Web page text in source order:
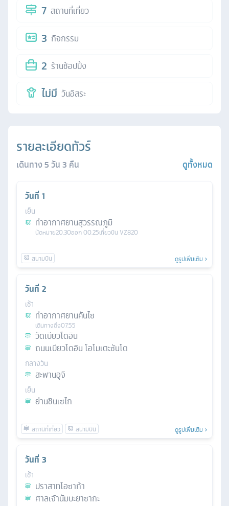
7 สถานที่เที่ยว
3 กิจกรรม
2 ร้านช้อปปิ้ง
ไม่มี วันอิสระ
รายละเอียดทัวร์
เดินทาง5วัน3 คืน ดูทั้งหมด
วันที่ 1
เย็น
ท่าอากาศยานสุวรรณภูมิ
นัดหมาย20.30ออก00.25เที่ยวบิน VZ820
ดูรูปเพิ่มเติม
วันที่ 2
เช้า
ท่าอากาศยานคันไซ
เดินทางถึง07.55
วัดเบียวโดอิน
ถนนเบียวโดอิน โอโมเตะซันโด
กลางวัน
สะพานอุจิ
เย็น
ย่านชินเซไก
ดูรูปเพิ่มเติม
วันที่ 3
เช้า
ปราสาทโอซาก้า
ศาลเจ้านัมบะยาซากะ